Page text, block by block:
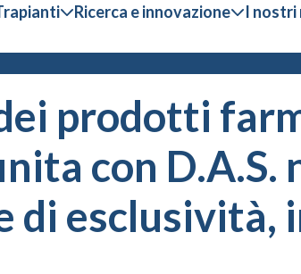
Ricerca e innovazione I nostri
prodotti
con D.A.S.
di esclusività,